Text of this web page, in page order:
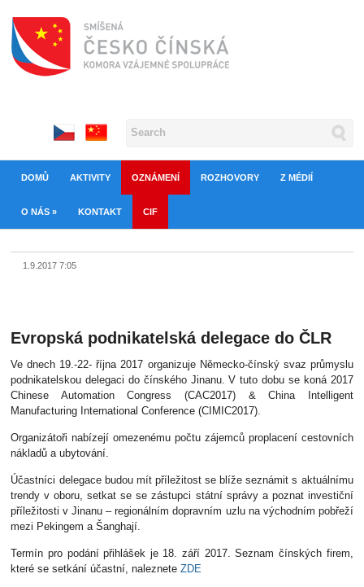
DOMŮ AKTIVITY OZNÁMENÍ ROZHOVORY Z MÉDIÍ
O NÁS » KONTAKT CIF
1.9.2017 7:05
Evropská podnikatelská delegace do ČLR
Ve dnech 19.-22- října 2017 organizuje Německo-čínský svaz průmyslu
podnikatelskou delegaci do čínského Jinanu. V tuto dobu se koná 2017
Chinese Automation Congress (CAC2017) & China Intelligent
Manufacturing International Conference (CIMIC2017).
Organizátoři nabízejí omezenému počtu zájemců proplacení cestovních
nákladů a ubytování.
Účastníci delegace budou mít příležitost se blíže seznámit s aktuálnímu
trendy v oboru, setkat se se zástupci státní správy a poznat investiční
příležitosti v Jinanu – regionálním dopravním uzlu na východním pobřeží
mezi Pekingem a Šanghají.
Termín pro podání přihlášek je 18. září 2017. Seznam čínských firem,
které se setkání účastní, nalezneteZDE